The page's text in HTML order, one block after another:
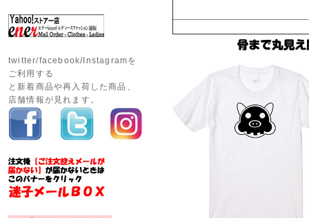
twitter/facebook/Instagramを
ご利用する
と新着商品や再入荷した商品、
店舗情報が見れます。